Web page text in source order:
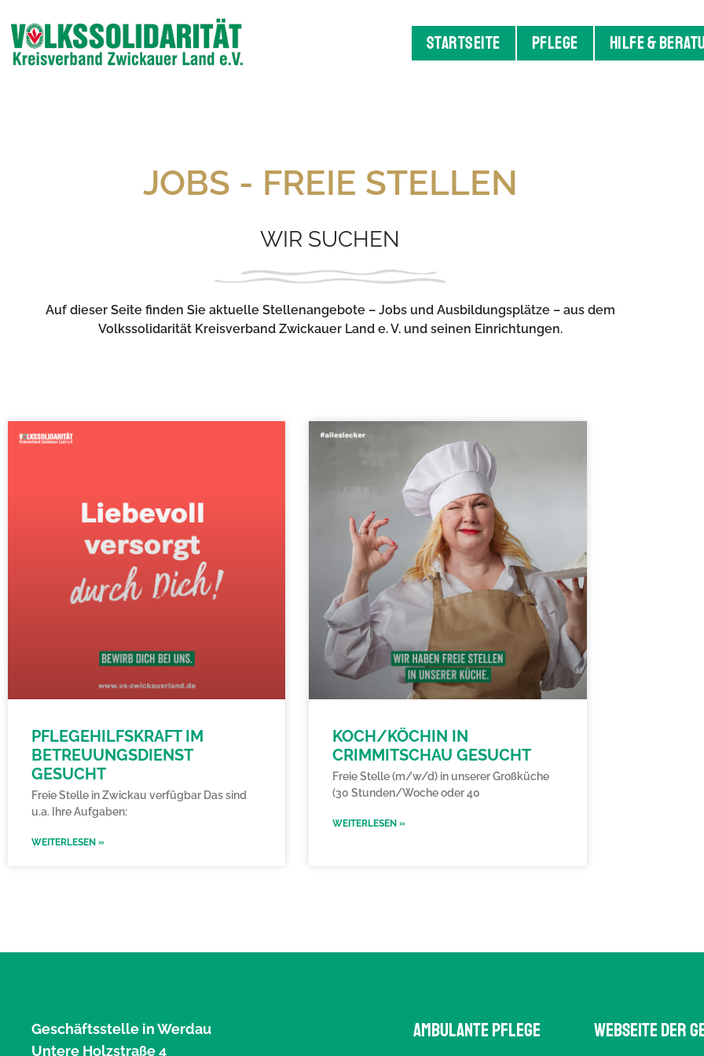
Zum
Inhalt
STARTSEITE PFLEGE HILFE &
JOBS - FREIE STELLEN
WIR SUCHEN
Auf dieser Seite finden Sie aktuelle Stellenangebote – Jobs und Ausbildungsplätze – aus dem
Volkssolidarität Kreisverband Zwickauer Land e. V. und seinen Einrichtungen.
PFLEGEHILFSKRAFT IM
BETREUUNGSDIENST
GESUCHT
Freie Stelle in Zwickau verfügbar Das sind
u.a. Ihre Aufgaben:
WEITERLESEN »
KOCH/KÖCHIN IN
CRIMMITSCHAU GESUCHT
Freie Stelle (m/w/d) in unserer Großküche
(30 Stunden/Woche oder 40
WEITERLESEN »
Geschäftsstelle in Werdau
Untere Holzstraße 4
AMBULANTE PFLEGE
WEBSEITE DER